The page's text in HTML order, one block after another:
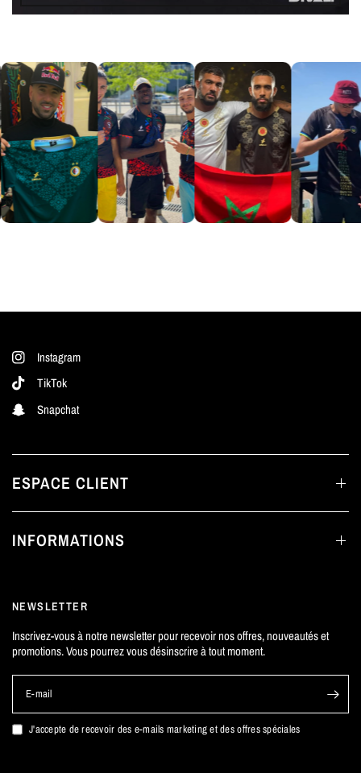
Instagram
TikTok
Snapchat
ESPACE CLIENT
INFORMATIONS
NEWSLETTER
Inscrivez-vous à notre newsletter pour recevoir nos offres, nouveautés et
promotions. Vous pourrez vous désinscrire à tout moment.
E-mail
J'accepte de recevoir des e-mails marketing et des offres spéciales